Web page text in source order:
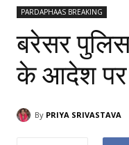
PARDAPHAAS BREAKING
बरेसर पुलिस
के आदेश पर
By PRIYA SRIVASTAVA